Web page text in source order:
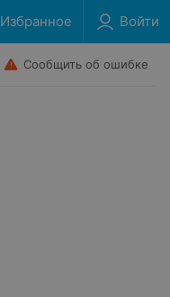
Избранное Войти
Сообщить об ошибке